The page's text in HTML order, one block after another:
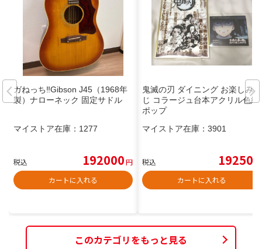
ガねっち‼️Gibson J45（1968年
製）ナローネック 固定サドル
マイストア在庫： 1277
税込 192000円
カートに入れる
鬼滅の刃 ダイニング お楽しみく
じ コラージュ台本アクリル色紙
ポップ
マイストア在庫： 3901
税込 19250
カートに入れる
このカテゴリをもっと見る